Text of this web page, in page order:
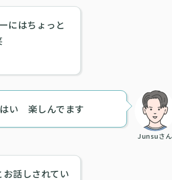
にはちょっと
Junsuさん
はい 楽しんでます
話しされてい